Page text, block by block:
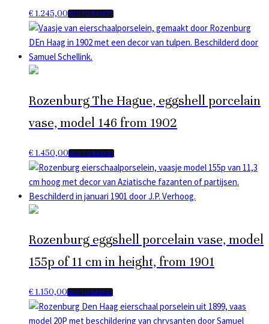
€ 1.245,00ADD TO BASKET
Rozenburg The Hague, eggshell porcelain
vase, model 146 from 1902
€ 1.450,00ADD TO BASKET
Rozenburg eggshell porcelain vase, model
155p of 11 cm in height, from 1901
€ 1.150,00ADD TO BASKET